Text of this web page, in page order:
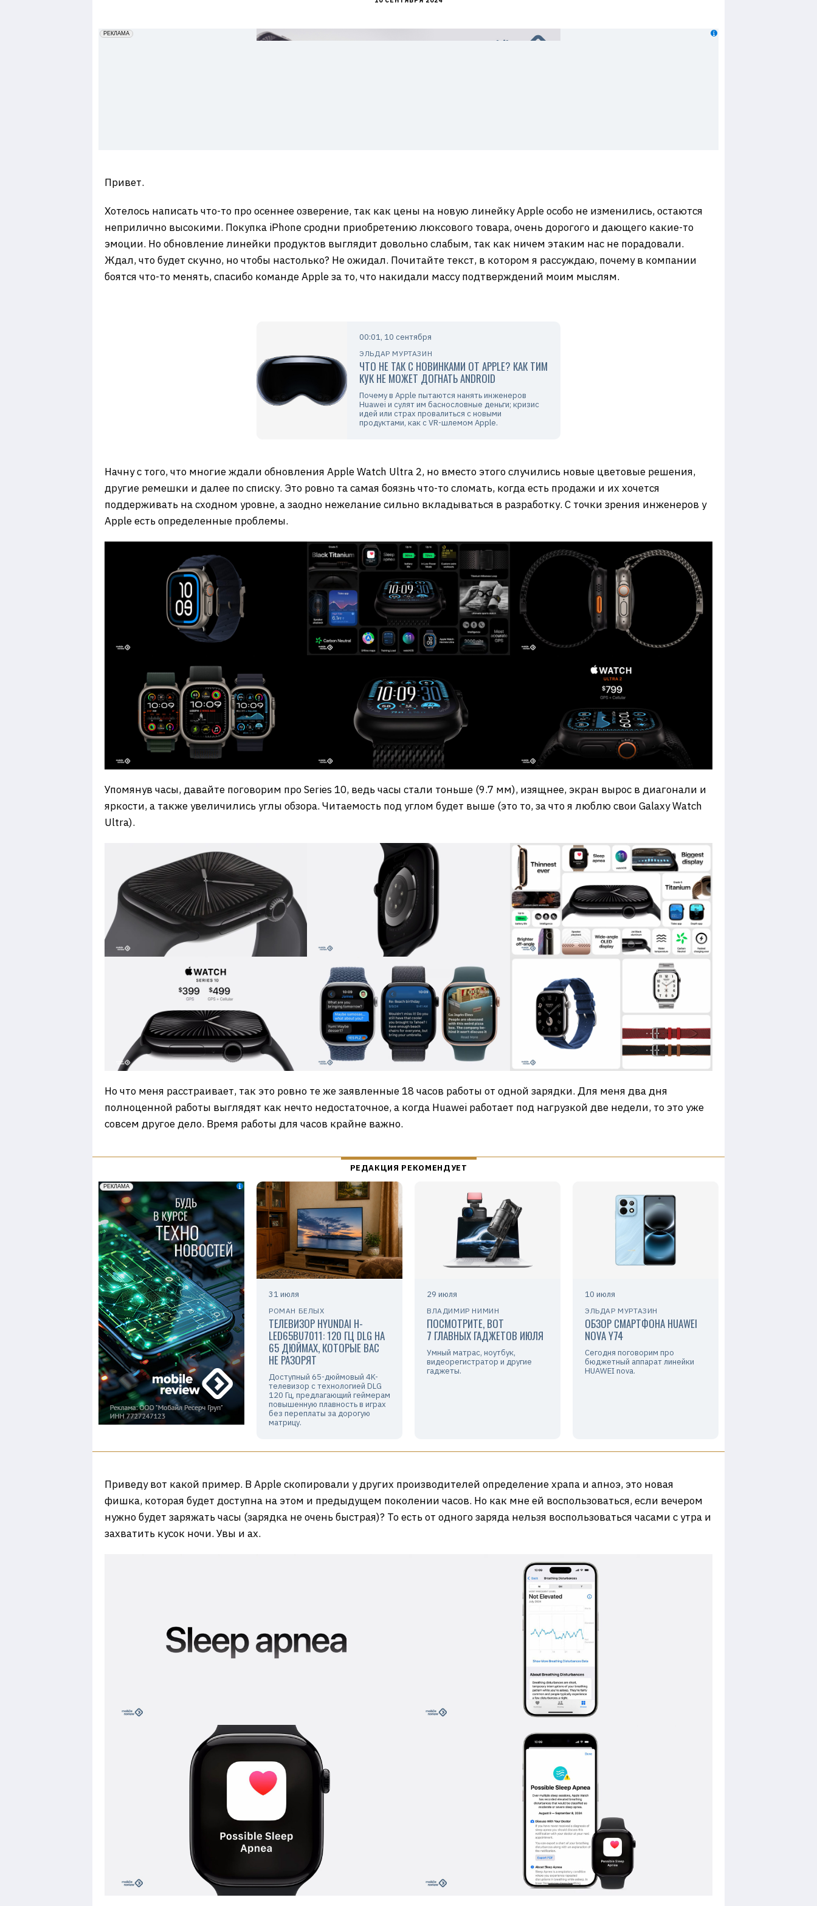
erid: 2VfnxxmNzs5
РЕКЛАМА
Привет.
Хотелось написать что-то про осеннее озверение, так как цены на новую линейку Apple особо не изменились, остаются
неприлично высокими. Покупка iPhone сродни приобретению люксового товара, очень дорогого и дающего какие-то
эмоции. Но обновление линейки продуктов выглядит довольно слабым, так как ничем этаким нас не порадовали.
Ждал, что будет скучно, но чтобы настолько? Не ожидал. Почитайте текст, в котором я рассуждаю, почему в компании
боятся что-то менять, спасибо команде Apple за то, что накидали массу подтверждений моим мыслям.
00:01, 10 сентября
ЭЛЬДАР МУРТАЗИН
ЧТО НЕ ТАК С НОВИНКАМИ ОТ APPLE? КАК ТИМ
КУК НЕ МОЖЕТ ДОГНАТЬ ANDROID
Почему в Apple пытаются нанять инженеров
Huawei и сулят им баснословные деньги; кризис
идей или страх провалиться с новыми
продуктами, как с VR-шлемом Apple.
Начну с того, что многие ждали обновления Apple Watch Ultra 2, но вместо этого случились новые цветовые решения,
другие ремешки и далее по списку. Это ровно та самая боязнь что-то сломать, когда есть продажи и их хочется
поддерживать на сходном уровне, а заодно нежелание сильно вкладываться в разработку. С точки зрения инженеров у
Apple есть определенные проблемы.
Упомянув часы, давайте поговорим про Series 10, ведь часы стали тоньше (9.7 мм), изящнее, экран вырос в диагонали и
яркости, а также увеличились углы обзора. Читаемость под углом будет выше (это то, за что я люблю свои Galaxy Watch
Ultra).
Но что меня расстраивает, так это ровно те же заявленные 18 часов работы от одной зарядки. Для меня два дня
полноценной работы выглядят как нечто недостаточное, а когда Huawei работает под нагрузкой две недели, то это уже
совсем другое дело. Время работы для часов крайне важно.
31 июля
РОМАН БЕЛЫХ
ТЕЛЕВИЗОР HYUNDAI H-
LED65BU7011: 120 ГЦ DLG НА
65 ДЮЙМАХ, КОТОРЫЕ ВАС
НЕ РАЗОРЯТ
Доступный 65-дюймовый 4K-
телевизор с технологией DLG
120 Гц, предлагающий геймерам
повышенную плавность в играх
без переплаты за дорогую
матрицу.
29 июля
ВЛАДИМИР НИМИН
ПОСМОТРИТЕ, ВОТ
7 ГЛАВНЫХ ГАДЖЕТОВ ИЮЛЯ
Умный матрас, ноутбук,
видеорегистратор и другие
гаджеты.
10 июля
ЭЛЬДАР МУРТАЗИН
ОБЗОР СМАРТФОНА HUAWEI
NOVA Y74
Сегодня поговорим про
бюджетный аппарат линейки
HUAWEI nova.
Приведу вот какой пример. В Apple скопировали у других производителей определение храпа и апноэ, это новая
фишка, которая будет доступна на этом и предыдущем поколении часов. Но как мне ей воспользоваться, если вечером
нужно будет заряжать часы (зарядка не очень быстрая)? То есть от одного заряда нельзя воспользоваться часами с утра и
захватить кусок ночи. Увы и ах.